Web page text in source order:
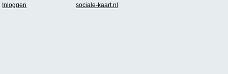
Inloggen
sociale-kaart.nl